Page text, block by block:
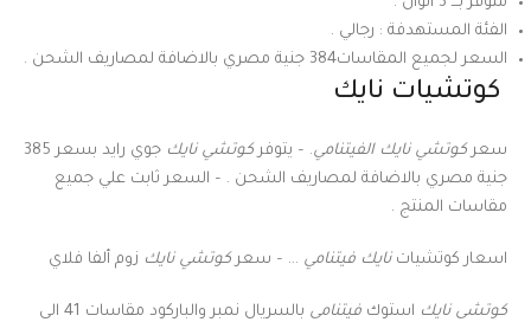
الفئة المستهدفة : رجالي .
السعر لجميع المقاسات384 جنية مصري بالاضافة لمصاريف الشحن .
كوتشيات نايك
سعر كوتشي نايك الفيتنامي. – يتوفر كوتشي نايك
جوي رايد بسعر 385
جنية مصري بالاضافة لمصاريف الشحن . – السعر ثابت علي جميع
مقاسات المنتج .
اسعار كوتشياتنايك فيتنامي … – سعر كوتشي نايك زوم ألفا فلاي
كوتشى نايك استوك فيتنامى
بالسريال نمبر والباركود مقاسات 41 الى